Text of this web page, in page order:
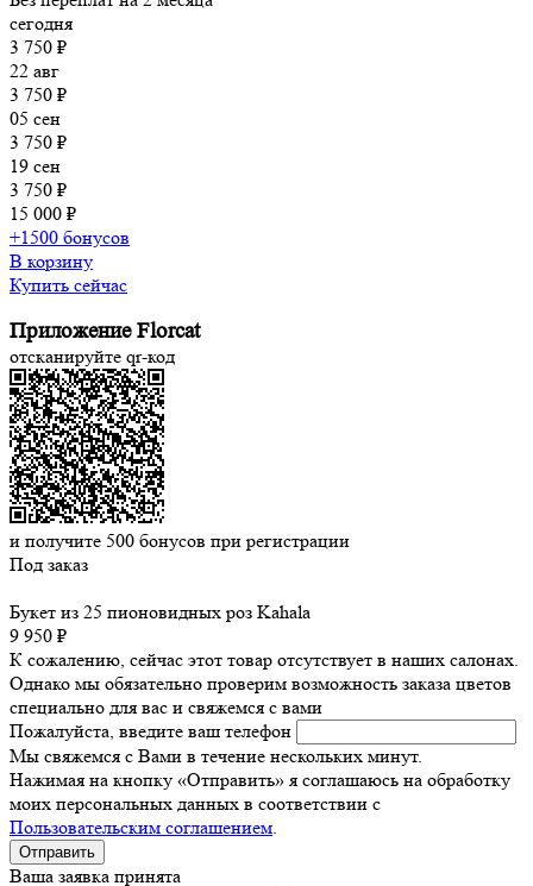
сегодня
3 750 ₽
22 авг
3 750 ₽
05 сен
3 750 ₽
19 сен
3 750 ₽
15 000 ₽
+1500 бонусов
В корзину
Купить сейчас
Приложение Florcat
отсканируйте qr-код
и получите 500 бонусов при регистрации
Под заказ
Букет из 25 пионовидных роз Kahala
9 950 ₽
К сожалению, сейчас этот товар отсутствует в наших салонах.
Однако мы обязательно проверим возможность заказа цветов
специально для вас и свяжемся с вами
Пожалуйста, введите ваш телефон
Мы свяжемся с Вами в течение нескольких минут.
Нажимая на кнопку «Отправить» я соглашаюсь на обработку
моих персональных данных в соответствии с
Пользовательским соглашением.
Ваша заявка принята